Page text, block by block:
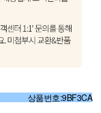
상품번호:9BF3CA